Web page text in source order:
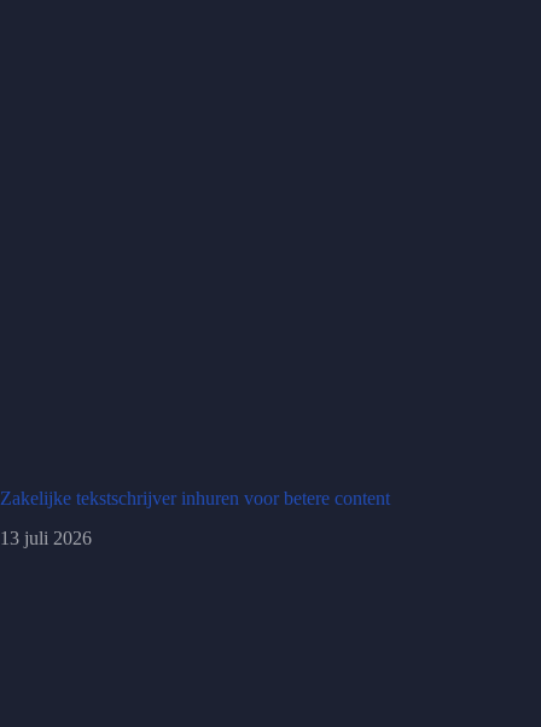
Zakelijke tekstschrijver inhuren voor betere content
13 juli 2026